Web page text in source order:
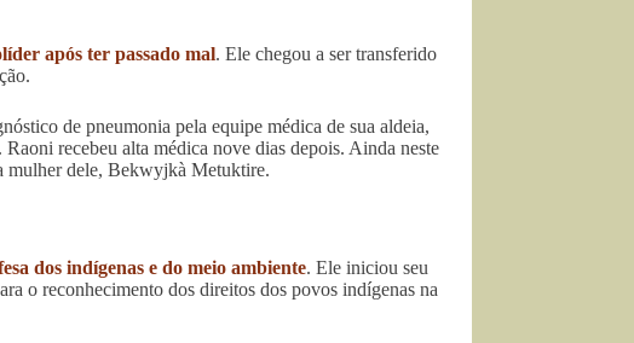
após ter passado mal. Ele chegou a ser transferido
de pneumonia pela equipe médica de sua aldeia,
recebeu alta médica nove dias depois. Ainda neste
mulher dele, Bekwyjkà Metuktire.
dos indígenas e do meio ambiente. Ele iniciou seu
o reconhecimento dos direitos dos povos indígenas na